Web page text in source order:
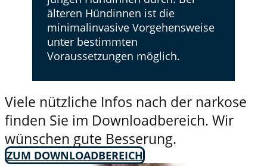
älteren Hündinnen ist die
minimalinvasive Vorgehensweise
unter bestimmten
Voraussetzungen möglich.
Viele nützliche Infos nach der narkose
finden Sie im Downloadbereich. Wir
wünschen gute Besserung.
ZUM DOWNLOADBEREICH